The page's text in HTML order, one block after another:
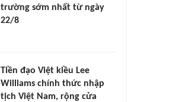
trường sớm nhất từ ngày
22/8
Tiền đạo Việt kiều Lee
Williams chính thức nhập
tịch Việt Nam, rộng cửa